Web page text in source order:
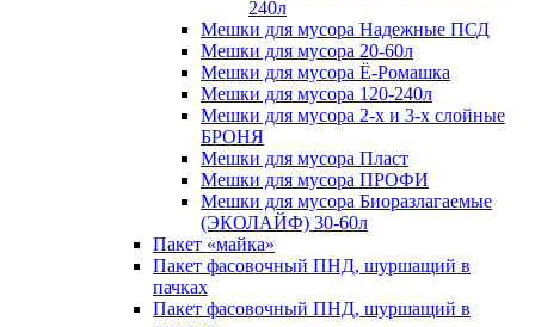
240л
Мешки для мусора Надежные ПСД
Мешки для мусора 20-60л
Мешки для мусора Ё-Ромашка
Мешки для мусора 120-240л
Мешки для мусора 2-х и 3-х слойные
БРОНЯ
Мешки для мусора Пласт
Мешки для мусора ПРОФИ
Мешки для мусора Биоразлагаемые
(ЭКОЛАЙФ) 30-60л
Пакет «майка»
Пакет фасовочный ПНД, шуршащий в
пачках
Пакет фасовочный ПНД, шуршащий в